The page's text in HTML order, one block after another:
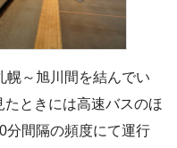
幌～旭川間を結んでい
ときには高速バスのほ
分間隔の頻度にて運行